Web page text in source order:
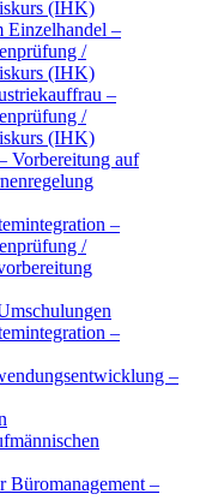
(IHK)
Einzelhandel –
/
(IHK)
–
/
(IHK)
Vorbereitung auf
–
/
–
–
–